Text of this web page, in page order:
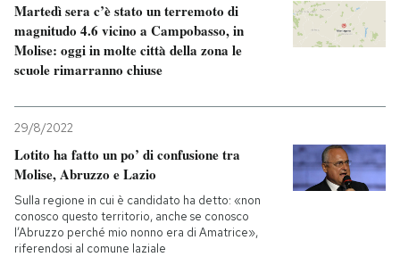
Martedì sera c’è stato un terremoto di
magnitudo 4.6 vicino a Campobasso, in
Molise: oggi in molte città della zona le
scuole rimarranno chiuse
29/8/2022
Lotito ha fatto un po’ di confusione tra
Molise, Abruzzo e Lazio
Sulla regione in cui è candidato ha detto: «non
conosco questo territorio, anche se conosco
l’Abruzzo perché mio nonno era di Amatrice»,
riferendosi al comune laziale